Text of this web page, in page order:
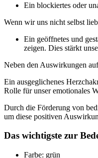
Ein blockiertes oder
Wenn wir uns nicht selbst
Ein geöffnetes und
zeigen. Dies stärkt
Neben den Auswirkungen
Ein ausgeglichenes
Rolle für unser emotionales
Durch die Förderung von
um diese positiven
Das wichtigste zur
Farbe: grün